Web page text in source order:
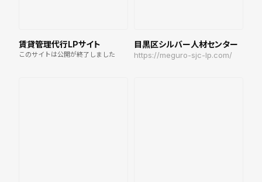
賃貸管理代行LPサイト
このサイトは公開が終了しました
目黒区シルバー人材センター
https://meguro-sjc-lp.com/